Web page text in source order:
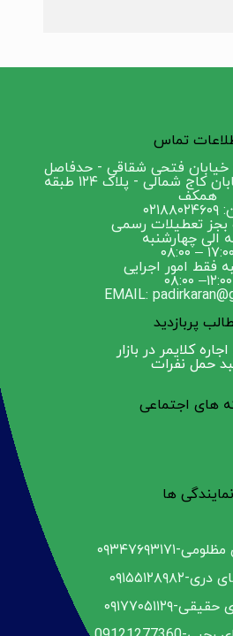
تماس
خیابان فتحی شقاقی - حدفاصل
میدان سلماس و خیابان کاج شمالی - پلاک ۱۲۴ طبقه
همکف
بجز تعطیلات رسمی
الی چهارشنبه
– ۰۸:۰۰
فقط امور اجرایی
۱۲:۰۰– ۰۸:۰۰
EMAIL:
پربازدید
کلایمر در بازار
حمل نفرات
های اجتماعی
نمایندگی ها
۰۹۳۴۷۶۹۳۱۷۱
۰۹۱۷۷۰۵۱۱۲۹